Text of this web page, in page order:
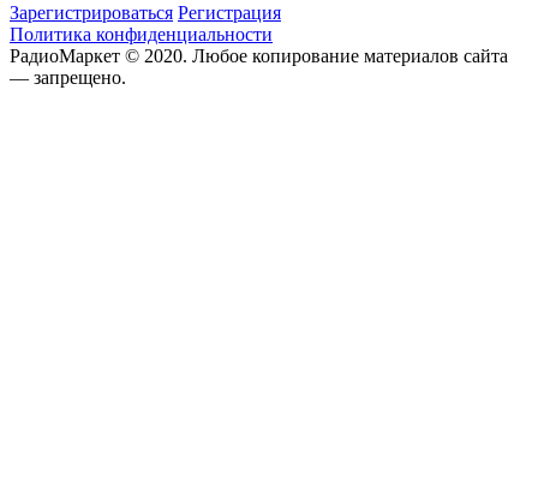
Зарегистрироваться Регистрация
Политика конфиденциальности
РадиоМаркет © 2020. Любое копирование материалов сайта
— запрещено.